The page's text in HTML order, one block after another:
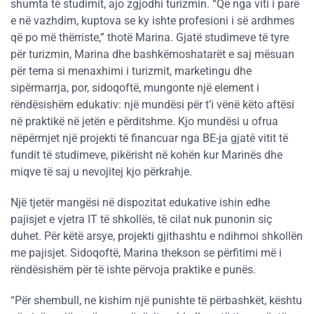
shumta të studimit, ajo zgjodhi turizmin. “Që nga viti i parë
e në vazhdim, kuptova se ky ishte profesioni i së ardhmes
që po më thërriste,” thotë Marina. Gjatë studimeve të tyre
për turizmin, Marina dhe bashkëmoshatarët e saj mësuan
për tema si menaxhimi i turizmit, marketingu dhe
sipërmarrja, por, sidoqoftë, mungonte një element i
rëndësishëm edukativ: një mundësi për t’i vënë këto aftësi
në praktikë në jetën e përditshme. Kjo mundësi u ofrua
nëpërmjet një projekti të financuar nga BE-ja gjatë vitit të
fundit të studimeve, pikërisht në kohën kur Marinës dhe
miqve të saj u nevojitej kjo përkrahje.
Një tjetër mangësi në dispozitat edukative ishin edhe
pajisjet e vjetra IT të shkollës, të cilat nuk punonin siç
duhet. Për këtë arsye, projekti gjithashtu e ndihmoi shkollën
me pajisjet. Sidoqoftë, Marina thekson se përfitimi më i
rëndësishëm për të ishte përvoja praktike e punës.
“Për shembull, ne kishim një punishte të përbashkët, kështu